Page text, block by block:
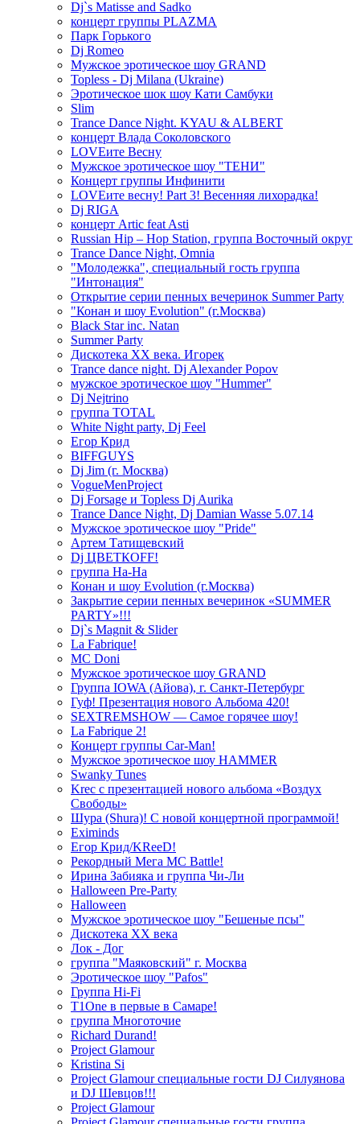
Dj`s Matisse and Sadko
концерт группы PLAZMA
Парк Горького
Dj Romeo
Мужское эротическое шоу GRAND
Topless - Dj Milana (Ukraine)
Эротическое шок шоу Кати Самбуки
Slim
Trance Dance Night. KYAU & ALBERT
концерт Влада Соколовского
LOVEите Весну
Мужское эротическое шоу "ТЕНИ"
Концерт группы Инфинити
LOVEите весну! Part 3! Весенняя лихорадка!
Dj RIGA
концерт Artic feat Asti
Russian Hip – Hop Station, группа Восточный округ
Trance Dance Night, Omnia
"Молодежка", специальный гость группа
"Интонация"
Открытие серии пенных вечеринок Summer Party
"Конан и шоу Evolution" (г.Москва)
Black Star inc. Natan
Summer Party
Дискотека ХХ века. Игорек
Trance dance night. Dj Alexander Popov
мужское эротическое шоу "Hummer"
Dj Nejtrino
группа TOTAL
White Night party, Dj Feel
Егор Крид
BIFFGUYS
Dj Jim (г. Москва)
VogueMenProject
Dj Forsage и Topless Dj Aurika
Trance Dance Night, Dj Damian Wasse 5.07.14
Мужское эротическое шоу "Pride"
Артем Татищевский
Dj ЦВЕТКOFF!
группа На-На
Конан и шоу Evolution (г.Москва)
Закрытие серии пенных вечеринок «SUMMER
PARTY»!!!
Dj`s Magnit & Slider
La Fabrique!
MC Doni
Мужское эротическое шоу GRAND
Группа IOWA (Айова), г. Санкт-Петербург
Гуф! Презентация нового Альбома 420!
SEXTREMSHOW — Самое горячее шоу!
La Fabrique 2!
Концерт группы Car-Man!
Мужское эротическое шоу HAMMER
Swanky Tunes
Krec с презентацией нового альбома «Воздух
Свободы»
Шура (Shura)! С новой концертной программой!
Eximinds
Егор Крид/KReeD!
Рекордный Мега МС Battle!
Ирина Забияка и группа Чи-Ли
Halloween Pre-Party
Halloween
Мужское эротическое шоу "Бешеные псы"
Дискотека ХХ века
Лок - Дог
группа "Маяковский" г. Москва
Эротическое шоу "Pafos"
Группа Hi-Fi
T1One в первые в Самаре!
группа Многоточие
Richard Durand!
Project Glamour
Kristina Si
Project Glamour специальные гости DJ Силуянова
и DJ Шевцов!!!
Project Glamour